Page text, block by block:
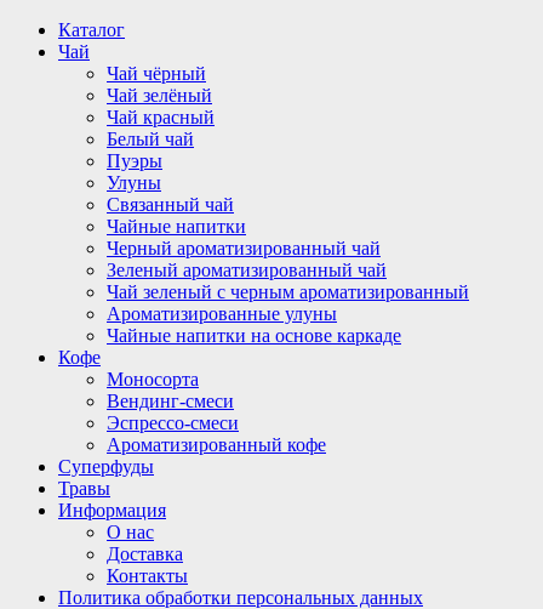
Перейти
содержимому
Каталог
Чай
Чай чёрный
Чай зелёный
Чай красный
Белый чай
Пуэры
Улуны
Связанный чай
Чайные напитки
Черный ароматизированный чай
Зеленый ароматизированный чай
Чай зеленый с черным ароматизированный
Ароматизированные улуны
Чайные напитки на основе каркаде
Кофе
Моносорта
Вендинг-смеси
Эспрессо-смеси
Ароматизированный кофе
Суперфуды
Травы
Информация
О нас
Доставка
Контакты
Политика обработки персональных данных